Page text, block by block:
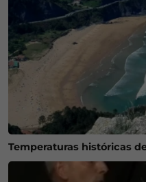
Temperaturas históricas